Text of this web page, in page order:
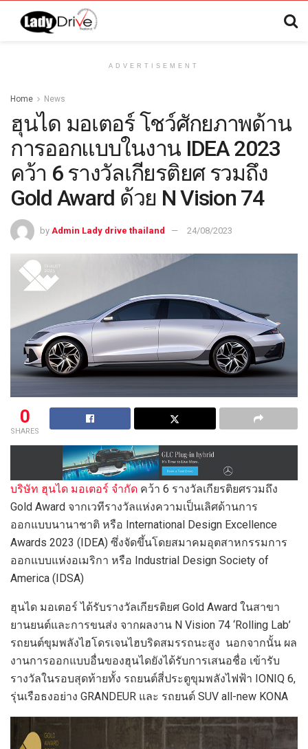
ADVERTISEMENT
Home News
ฮุนได มอเตอร์ โชว์ศักยภาพด้าน
การออกแบบในงาน IDEA 2023
คว้า 6 รางวัลเกียรติยศ รวมถึง
Gold Award ด้วย N Vision 74
by Admin Lady drive thailand 24/08/2023
0
SHARES
บริษัท ฮุนได มอเตอร์ จำกัด คว้า 6 รางวัลเกียรติยศรวมถึง
Gold Award จากเวทีรางวัลแห่งความเป็นเลิศด้านการ
ออกแบบนานาชาติ หรือ International Design Excellence
Awards 2023 (IDEA) ซึ่งจัดขึ้นโดยสมาคมอุตสาหกรรมการ
ออกแบบแห่งอเมริกา หรือ Industrial Design Society of
America (IDSA)
ฮุนได มอเตอร์ ได้รับรางวัลเกียรติยศ Gold Award ในสาขา
ยานยนต์และการขนส่ง จากผลงาน N Vision 74 ‘Rolling Lab’
รถยนต์ขุมพลังไฮโดรเจนไฮบริดสมรรถนะสูง นอกจากนั้น ผล
งานการออกแบบอื่นของฮุนไดยังได้รับการเสนอชื่อ เข้ารับ
รางวัลในรอบสุดท้ายทั้ง รถยนต์สี่ประตูขุมพลังไฟฟ้า IONIQ 6,
รุ่นเรือธงอย่าง GRANDEUR และ รถยนต์ SUV all-new KONA